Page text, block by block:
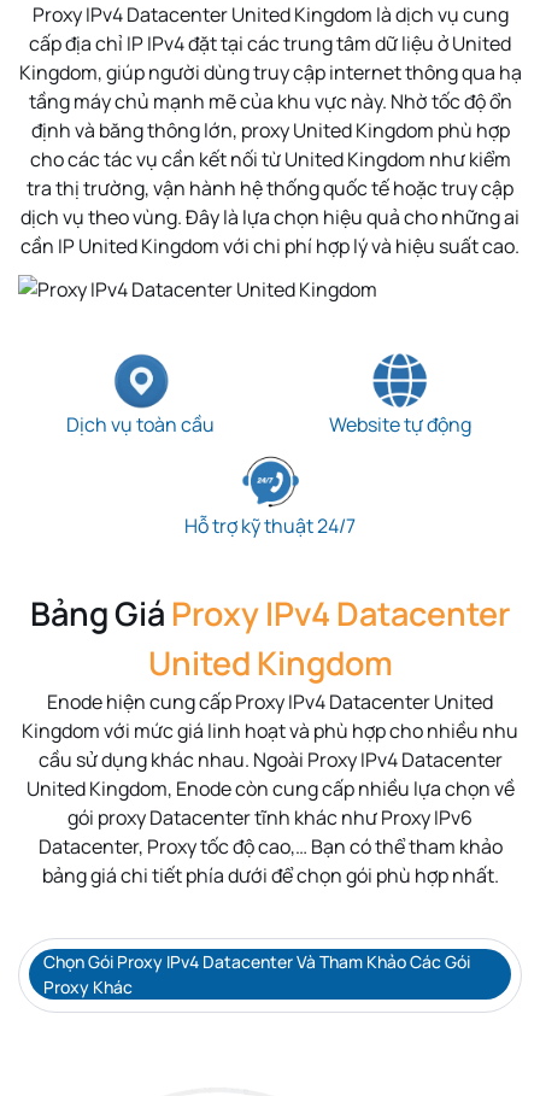
Proxy IPv4 DatacenterUnited Kingdom là dịch vụ cung
cấp địa chỉ IP IPv4 đặt tại các trung tâm dữ liệu ởUnited
Kingdom, giúp người dùng truy cập internet thông qua hạ
tầng máy chủ mạnh mẽ của khu vực này. Nhờ tốc độ ổn
định và băng thông lớn, proxyUnited Kingdom phù hợp
cho các tác vụ cần kết nối từUnited Kingdom như kiểm
tra thị trường, vận hành hệ thống quốc tế hoặc truy cập
dịch vụ theo vùng. Đây là lựa chọn hiệu quả cho những ai
cần IPUnited Kingdomvới chi phí hợp lý và hiệu suất cao.
Dịch vụ toàn cầu Website tự động
Hỗ trợ kỹ thuật 24/7
Bảng Giá Proxy IPv4 Datacenter
United Kingdom
Enode hiện cung cấp Proxy IPv4 DatacenterUnited
Kingdomvới mức giá linh hoạt và phù hợp cho nhiều nhu
cầu sử dụng khác nhau. Ngoài Proxy IPv4 Datacenter
United Kingdom, Enode còn cung cấp nhiều lựa chọn về
gói proxy Datacenter tĩnh khác như Proxy IPv6
Datacenter, Proxy tốc độ cao,… Bạn có thể tham khảo
bảng giá chi tiết phía dưới để chọn gói phù hợp nhất.
Chọn Gói Proxy IPv4 Datacenter Và Tham Khảo Các Gói
Proxy Khác